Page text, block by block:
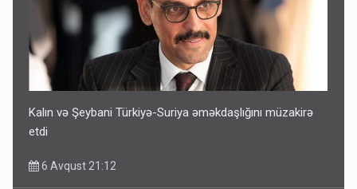
Kalın və Şeybani Türkiyə-Suriya əməkdaşlığını müzakirə
etdi
6 Avqust 21:12